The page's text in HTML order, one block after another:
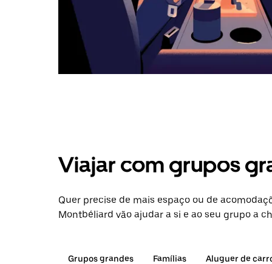
Viajar com grupos
Quer precise de mais espaço ou de
Montbéliard vão ajudar a si e ao seu grupo a
Grupos grandes Famílias Aluguer de